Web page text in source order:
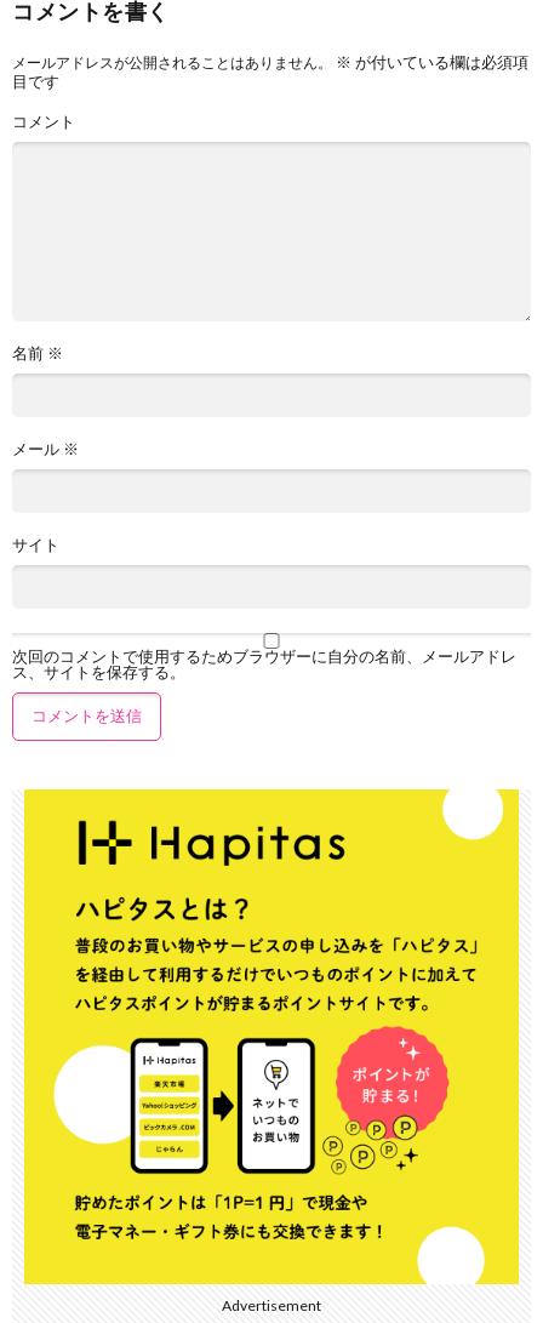
コメントを書く
メールアドレスが公開されることはありません。 ※ が付いている欄は必須項
目です
コメント
名前 ※
メール ※
サイト
次回のコメントで使用するためブラウザーに自分の名前、メールアドレ
ス、サイトを保存する。
Advertisement